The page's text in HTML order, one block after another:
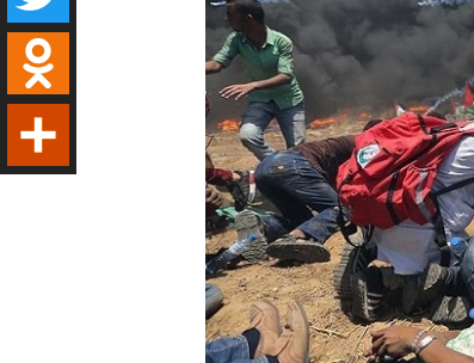
Twitter
Odnoklassniki